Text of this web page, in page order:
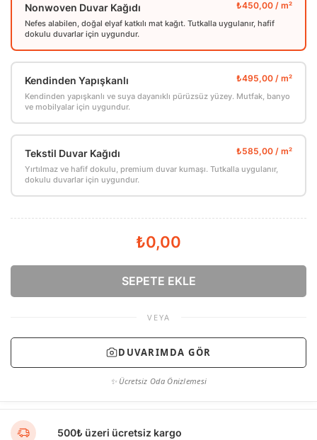
Nonwoven Duvar Kağıdı
Nefes alabilen, doğal elyaf katkılı mat kağıt. Tutkalla uygulanır, hafif
dokulu duvarlar için uygundur.
Kendinden Yapışkanlı
Kendinden yapışkanlı ve suya dayanıklı pürüzsüz yüzey. Mutfak, banyo
ve mobilyalar için uygundur.
Tekstil Duvar Kağıdı
Yırtılmaz ve hafif dokulu, premium duvar kumaşı. Tutkalla uygulanır,
dokulu duvarlar için uygundur.
₺0,00
SEPETE EKLE
VEYA
DUVARIMDA GÖR
✨ Ücretsiz Oda Önizlemesi
500₺ üzeri ücretsiz kargo